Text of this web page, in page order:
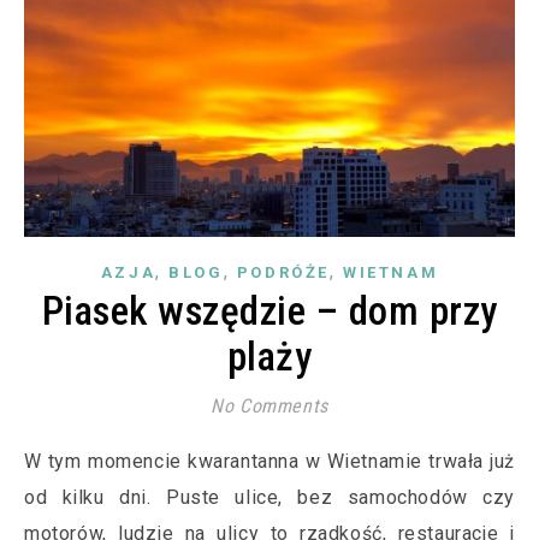
AZJA, BLOG , PODRÓŻE , WIETNAM
Piasek wszędzie – dom przy
plaży
No Comments
W tym momencie kwarantanna w Wietnamie trwała już
od kilku dni. Puste ulice, bez samochodów czy
motorów, ludzie na ulicy to rzadkość, restauracje i